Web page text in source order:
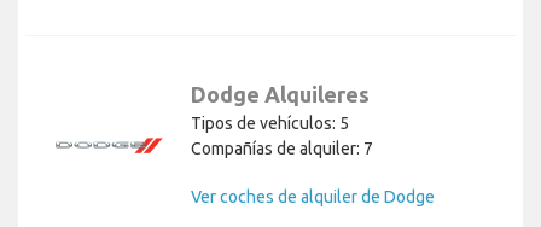
Dodge Alquileres
Tipos de vehículos: 5
Compañías de alquiler: 7
Ver coches de alquiler de Dodge